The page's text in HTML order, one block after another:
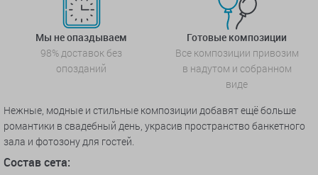
Мы не опаздываем
98% доставок без
опозданий
Готовые композиции
Все композиции привозим
в надутом и собранном
виде
Нежные, модные и стильные композиции добавят ещё больше
романтики в свадебный день, украсив пространство банкетного
зала и фотозону для гостей.
Состав сета: